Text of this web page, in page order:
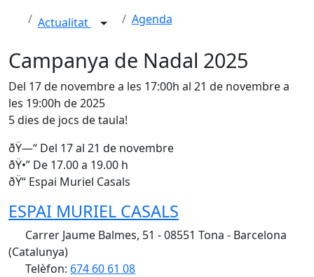
Actualitat Agenda
Campanya de Nadal 2025
Del 17 de novembre a les 17:00h al 21 de novembre a
les 19:00h de 2025
5 dies de jocs de taula!
ðŸ—“️ Del 17 al 21 de novembre
ðŸ•” De 17.00 a 19.00 h
ðŸ“ Espai Muriel Casals
ESPAI MURIEL CASALS
Carrer Jaume Balmes, 51 - 08551 Tona - Barcelona
(Catalunya)
Telèfon: 674 60 61 08